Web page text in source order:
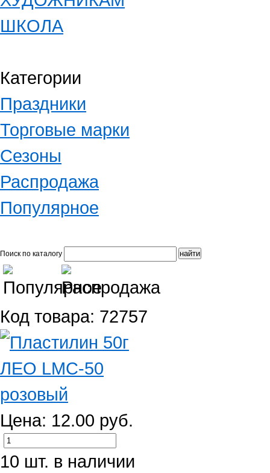
ШКОЛА
Категории
Праздники
Торговые марки
Сезоны
Распродажа
Популярное
Поиск по каталогу
Код товара: 72757
Цена: 12.00 руб.
10 шт. в наличии